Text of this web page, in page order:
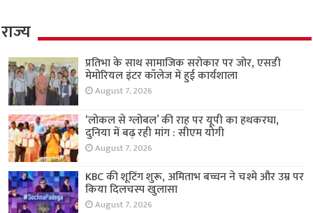
राज्य
प्रतिभा के साथ सामाजिक सरोकार पर जोर, एसडी
मेमोरियल इंटर कॉलेज में हुई कार्यशाला
August 7, 2026
‘लोकल से ग्लोबल’ की राह पर यूपी का हथकरघा,
दुनिया में बढ़ रही मांग : सीएम योगी
August 7, 2026
KBC की शूटिंग शुरू, अमिताभ बच्चन ने चश्मे और उम्र पर
किया दिलचस्प खुलासा
August 7, 2026